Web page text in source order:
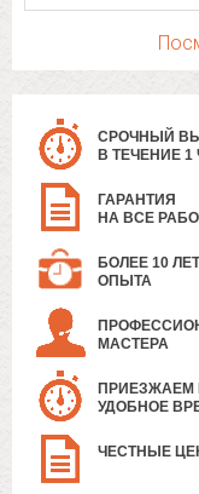
СРОЧНЫЙ
В ТЕЧЕНИЕ
ГАРАНТИЯ
НА ВСЕ
БОЛЕЕ 10 ЛЕТ
ОПЫТА
МАСТЕРА
ПРИЕЗЖАЕМ
УДОБНОЕ
ЧЕСТНЫЕ